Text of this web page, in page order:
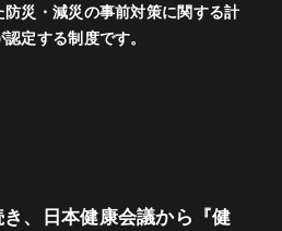
災・減災の事前対策に関する計
定する制度です。
、日本健康会議から『健